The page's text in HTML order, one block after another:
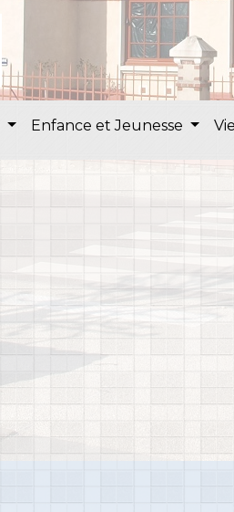
Enfance et Jeunesse